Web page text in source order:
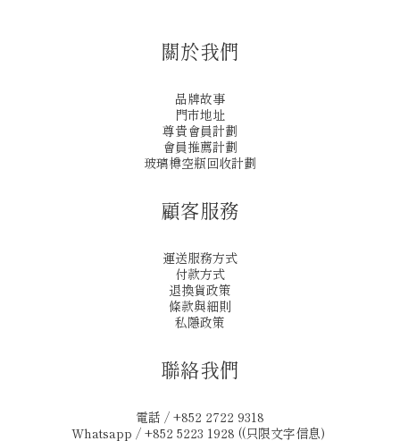
關於我們
品牌故事
門市地址
尊貴會員計劃
會員推薦計劃
玻璃樽空瓶回收計劃
顧客服務
運送服務方式
付款方式
退換貨政策
條款與細則
私隱政策
聯絡我們
電話 / +852 2722 9318
Whatsapp / +852 5223 1928 ((只限文字信息)